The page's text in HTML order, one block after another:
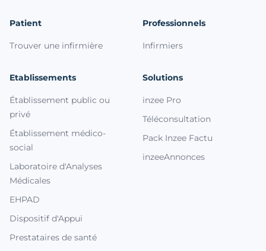
Patient
Trouver une infirmière
Professionnels
Infirmiers
Etablissements
Établissement public ou
privé
Établissement médico-
social
Laboratoire d'Analyses
Médicales
EHPAD
Dispositif d'Appui
Prestataires de santé
Solutions
inzee Pro
Téléconsultation
Pack Inzee Factu
inzeeAnnonces